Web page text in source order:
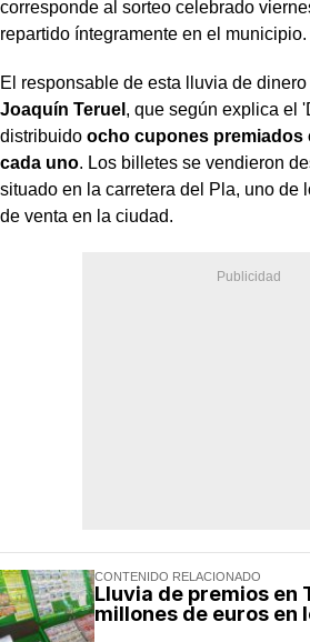
corresponde al sorteo celebrado
repartido íntegramente en el municipio.
El responsable de esta lluvia de
Joaquín Teruel , que según explica el
distribuido ocho cupones premiados
cada uno. Los billetes se vendieron
situado en la carretera del Pla, uno de
de venta en la ciudad.
CONTENIDO RELACIONADO
Lluvia de premios en
millones de euros en